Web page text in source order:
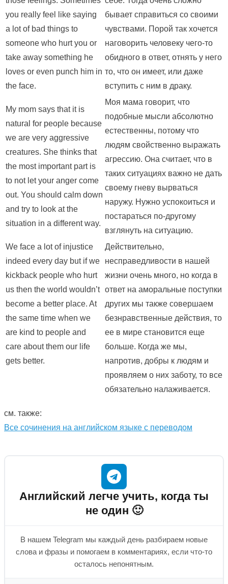
you really feel like saying
a lot of bad things to
someone who hurt you or
take away something he
loves or even punch him in
the face.
бывает справиться со своими
чувствами. Порой так хочется
наговорить человеку чего-то
обидного в ответ, отнять у него
то, что он имеет, или даже
вступить с ним в драку.
My mom says that it is
natural for people because
we are very aggressive
creatures. She thinks that
the most important part is
to not let your anger come
out. You should calm down
and try to look at the
situation in a different way.
Моя мама говорит, что
подобные мысли абсолютно
естественны, потому что
людям свойственно выражать
агрессию. Она считает, что в
таких ситуациях важно не дать
своему гневу вырваться
наружу. Нужно успокоиться и
постараться по-другому
взглянуть на ситуацию.
We face a lot of injustice
indeed every day but if we
kickback people who hurt
us then the world wouldn’t
become a better place. At
the same time when we
are kind to people and
care about them our life
gets better.
Действительно,
несправедливости в нашей
жизни очень много, но когда в
ответ на аморальные поступки
других мы также совершаем
безнравственные действия, то
ее в мире становится еще
больше. Когда же мы,
напротив, добры к людям и
проявляем о них заботу, то все
обязательно налаживается.
см. также:
Все сочинения на английском языке с переводом
Английский легче учить, когда ты
не один 🙂
В нашем Telegram мы каждый день разбираем новые
слова и фразы и помогаем в комментариях, если что-то
осталось непонятным.